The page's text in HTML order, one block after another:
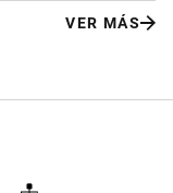
VER MÁS